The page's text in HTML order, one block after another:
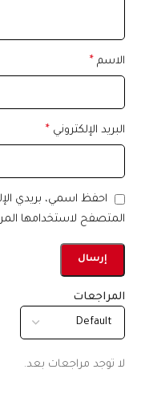
المراجعات
لا توجد مراجعات بعد.
الاسم *
البريد الإلكتروني *
احفظ اسمي، بريدي
المتصفح لاستخدامها